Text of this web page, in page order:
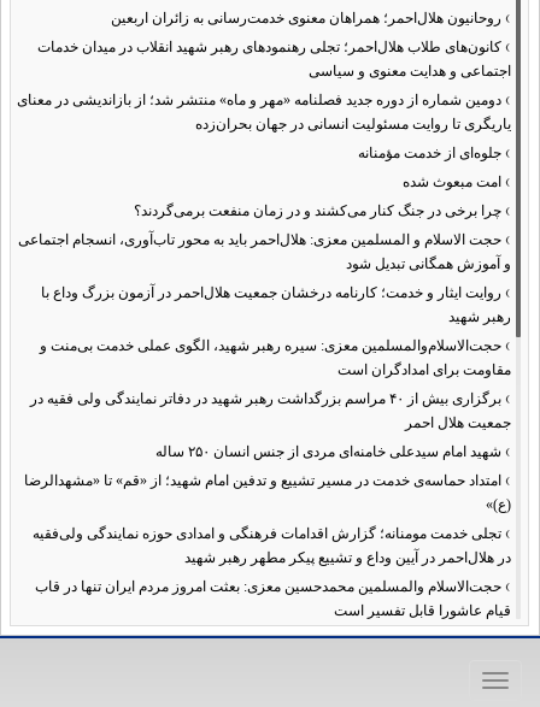
› روحانیون هلال‌احمر؛ همراهان معنوی خدمت‌رسانی به زائران اربعین
› کانون‌های طلاب هلال‌احمر؛ تجلی رهنمودهای رهبر شهید انقلاب در میدان خدمات
اجتماعی و هدایت معنوی و سیاسی
› دومین شماره از دوره جدید فصلنامه «مهر و ماه» منتشر شد؛ از بازاندیشی در معنای
یاریگری تا روایت مسئولیت انسانی در جهان بحران‌زده
› جلوه‌ای از خدمت مؤمنانه
› امت مبعوث شده
› چرا برخی در جنگ کنار می‌کشند و در زمان منفعت برمی‌گردند؟
› حجت الاسلام و المسلمین معزی: هلال‌احمر باید به محور تاب‌آوری، انسجام اجتماعی
و آموزش همگانی تبدیل شود
› روایت ایثار و خدمت؛ کارنامه درخشان جمعیت هلال‌احمر در آزمون بزرگ وداع با
رهبر شهید
› حجت‌الاسلام‌والمسلمین معزی: سیره رهبر شهید، الگوی عملی خدمت بی‌منت و
مقاومت برای امدادگران است
›
برگزاری بیش از ۴۰ مراسم بزرگداشت رهبر شهید در دفاتر نمایندگی ولی فقیه در
جمعیت هلال احمر
› شهید امام سیدعلی خامنه‌ای مردی از جنس انسان ۲۵۰ ساله
› امتداد حماسه‌ی خدمت در مسیر تشییع و تدفین امام شهید؛ از «قم» تا «مشهدالرضا
(ع)»
› تجلی خدمت مومنانه؛ گزارش اقدامات فرهنگی و امدادی حوزه نمایندگی ولی‌فقیه
در هلال‌احمر در آیین وداع و تشییع پیکر مطهر رهبر شهید
› حجت‌الاسلام والمسلمین محمدحسین معزی: بعثت امروز مردم ایران تنها در قاب
قیام عاشورا قابل تفسیر است
›آمادگی همه‌جانبه معاونت فرهنگی حوزه نمایندگی ولی‌فقیه هلال‌احمر برای
›طنین نوای حسینی در ساختمان صلح؛ ویژه‌برنامه‌های عزاداری دهه اول محرم در
Toggle